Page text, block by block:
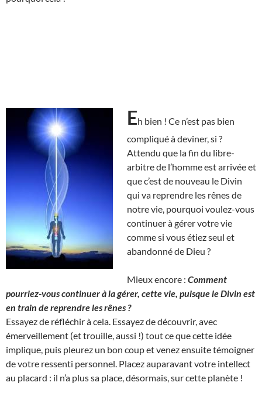
Eh bien ! Ce n’est pas bien
compliqué à deviner, si ?
Attendu que la fin du libre-
arbitre de l’homme est arrivée et
que c’est de nouveau le Divin
qui va reprendre les rênes de
notre vie, pourquoi voulez-vous
continuer à gérer votre vie
comme si vous étiez seul et
abandonné de Dieu ?
Mieux encore : Comment
pourriez-vous continuer à la gérer, cette vie, puisque le Divin est
en train de reprendre les rênes ?
Essayez de réfléchir à cela. Essayez de découvrir, avec
émerveillement (et trouille, aussi !) tout ce que cette idée
implique, puis pleurez un bon coup et venez ensuite témoigner
de votre ressenti personnel. Placez auparavant votre intellect
au placard : il n’a plus sa place, désormais, sur cette planète !